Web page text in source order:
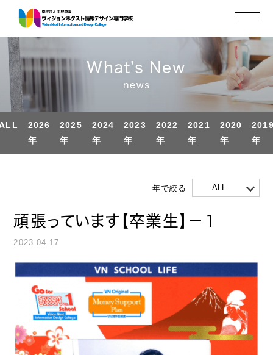
What’s New
news
2026
年
2025
年
2024
年
2023
年
2022
年
2021
年
2020
年
年
年で絞る ALL
頑張っています【卒業生】－１
2023.04.17